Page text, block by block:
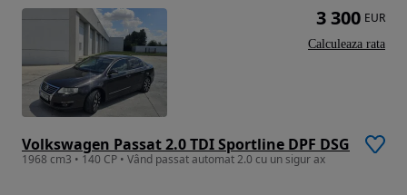
Volkswagen Passat 2.0 TDI Sportline DPF DSG
1968 cm3 • 140 CP • Vând passat automat 2.0 cu un sigur ax
3 300 EUR
Calculeaza rata